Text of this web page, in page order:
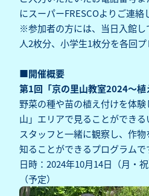
にスーパーFRESCOよりご連絡
※参加者の方には、当日入館
人2枚分、小学生1枚分を各回プ
■開催概要
第1回「京の里山教室2024～植
野菜の種や苗の植え付けを体
山」エリアで見ることができ
スタッフと一緒に観察し、作
知ることができるプログラムで
日時：2024年10月14日（月・
（予定）